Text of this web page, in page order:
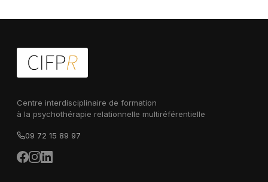
Centre interdisciplinaire de formation
à la psychothérapie relationnelle multiréférentielle
09 72 15 89 97